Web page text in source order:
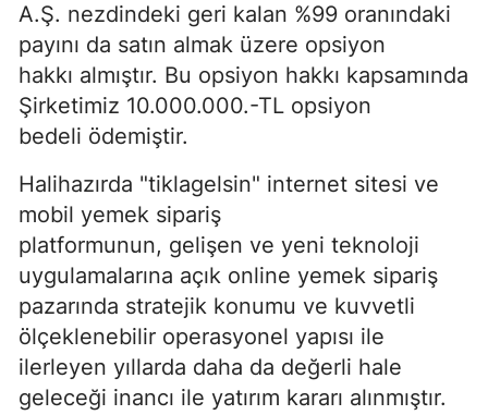
A.Ş. nezdindeki geri kalan %99 oranındaki
payını da satın almak üzere opsiyon
hakkı almıştır. Bu opsiyon hakkı kapsamında
Şirketimiz 10.000.000.-TL opsiyon
bedeli ödemiştir.
Halihazırda "tiklagelsin" internet sitesi ve
mobil yemek sipariş
platformunun, gelişen ve yeni teknoloji
uygulamalarına açık online yemek sipariş
pazarında stratejik konumu ve kuvvetli
ölçeklenebilir operasyonel yapısı ile
ilerleyen yıllarda daha da değerli hale
geleceği inancı ile yatırım kararı alınmıştır.